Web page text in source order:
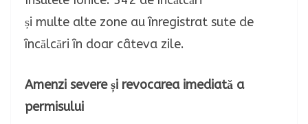
și multe alte zone au înregistrat sute de
încălcări în doar câteva zile.
Amenzi severe și revocarea imediată a
permisului